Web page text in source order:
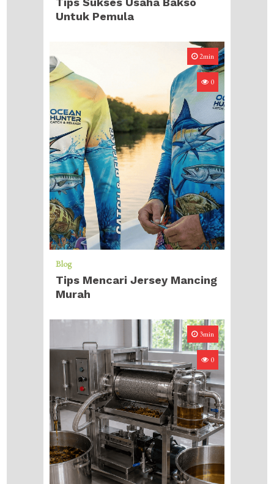
Untuk Pemula
2min
0
Blog
Tips Mencari Jersey Mancing
Murah
3min
0